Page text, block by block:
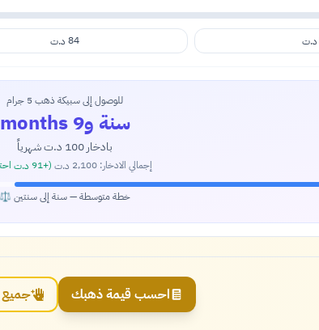
د.ت 84 د.ت
للوصول إلى سبيكة ذهب 5 جرام
سنة و9 months
بادخار 100 د.تشهرياً
إجمالي الادخار: 2,100 د.ت (+
91 د.ت
خطة متوسطة — سنة إلى سنتين ⚖️
احسب قيمة ذهبك جميع